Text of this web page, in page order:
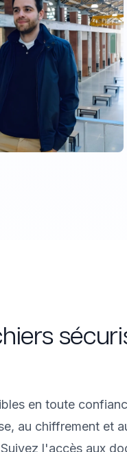
en toute
au chiffrement et
l'accès aux